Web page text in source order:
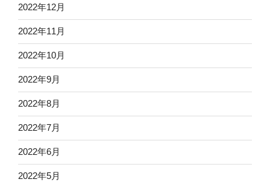
2022年12月
2022年11月
2022年10月
2022年9月
2022年8月
2022年7月
2022年6月
2022年5月